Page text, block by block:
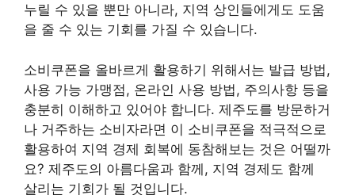
누릴 수 있을 뿐만 아니라, 지역 상인들에게도 도움
을 줄 수 있는 기회를 가질 수 있습니다.
소비쿠폰을 올바르게 활용하기 위해서는 발급 방법,
사용 가능 가맹점, 온라인 사용 방법, 주의사항 등을
충분히 이해하고 있어야 합니다. 제주도를 방문하거
나 거주하는 소비자라면 이 소비쿠폰을 적극적으로
활용하여 지역 경제 회복에 동참해보는 것은 어떨까
요? 제주도의 아름다움과 함께, 지역 경제도 함께
살리는 기회가 될 것입니다.